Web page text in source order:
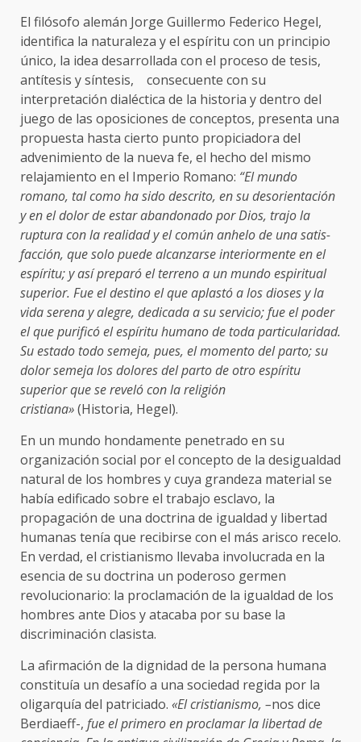
El filósofo alemán Jorge Guillermo Federico Hegel,
identifica la naturaleza y el espíritu con un principio
único, la idea desarrollada con el proceso de tesis,
antítesis y síntesis, consecuente con su
interpretación dialéctica de la historia y dentro del
juego de las oposiciones de conceptos, presenta una
propuesta hasta cierto punto propiciadora del
advenimiento de la nueva fe, el hecho del mismo
relajamiento en el Imperio Ro­mano: “El mundo
romano, tal como ha sido descrito, en su desorientación
y en el dolor de estar abandonado por Dios, trajo la
ruptura con la realidad y el común anhelo de una satis­
facción, que solo puede alcanzarse interiormente en el
espíritu; y así preparó el terreno a un mundo espiritual
superior. Fue el destino el que aplastó a los dioses y la
vida serena y alegre, dedi­cada a su servicio; fue el poder
el que purificó el espíritu huma­no de toda particularidad.
Su estado todo semeja, pues, el mo­mento del parto; su
dolor semeja los dolores del parto de otro espíritu
superior que se reveló con la religión
cristiana»(Historia, Hegel).
En un mundo hondamente penetrado en su
organización social por el concepto de la desigualdad
natural de los hombres y cuya grandeza material se
había edificado sobre el trabajo esclavo, la
propagación de una doctrina de igualdad y libertad
humanas tenía que recibirse con el más arisco recelo.
En verdad, el cristianismo llevaba involucrada en la
esencia de su doctrina un poderoso germen
revolucionario: la proclamación de la igualdad de los
hombres ante Dios y atacaba por su base la
discrimina­ción clasista.
La afirmación de la dignidad de la persona huma­na
constituía un desafío a una sociedad regida por la
oligarquía del patriciado. «El cristianismo, –nos dice
Berdiaeff-, fue el pri­mero en proclamar la libertad de